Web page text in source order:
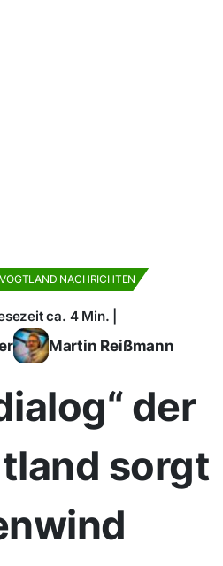
VOGTLAND NACHRICHTEN
ca. 4 Min. |
Martin Reißmann
der
sorgt